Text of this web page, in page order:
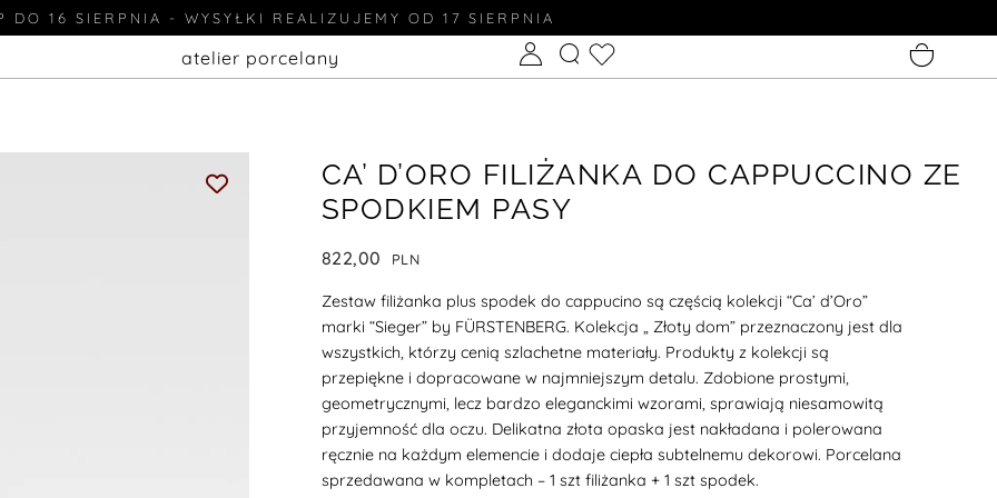
DO 16 SIERPNIA - WYSYŁKI REALIZUJEMY OD 17 SIERPNIA
atelier porcelany
CA’ D’ORO FILIŻANKA DO CAPPUCCINO ZE
SPODKIEM PASY
822,00
Zestaw filiżanka plus spodek do cappucino są częścią kolekcji “Ca’ d’Oro”
marki “Sieger” by FÜRSTENBERG. Kolekcja
„ Złoty dom” przeznaczony jest dla
wszystkich, którzy cenią szlachetne materiały. Produkty z kolekcji są
przepiękne i dopracowane w najmniejszym detalu. Zdobione prostymi,
geometrycznymi, lecz bardzo eleganckimi wzorami, sprawiają niesamowitą
przyjemność dla oczu. Delikatna złota opaska jest nakładana i polerowana
ręcznie na każdym elemencie i dodaje ciepła subtelnemu dekorowi. Porcelana
sprzedawana w kompletach – 1 szt filiżanka + 1 szt spodek.